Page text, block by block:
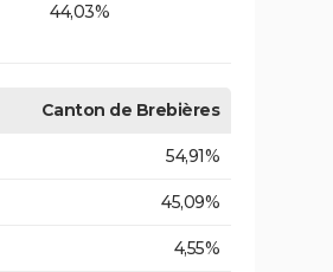
44,03%
Canton de Brebières
54,91%
45,09%
4,55%